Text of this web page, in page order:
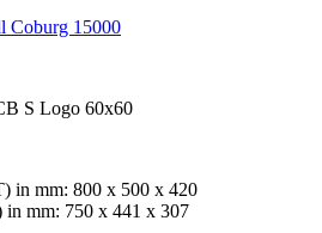
in mm: 800 x 500 x 420
mm: 750 x 441 x 307